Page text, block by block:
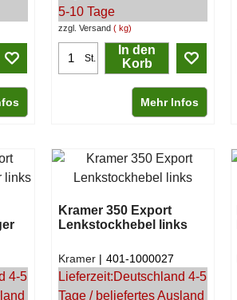
zzgl. Versand kg
5-10 Tage
St.
In den
Korb
Mehr Infos
4-5
Kramer 350 Export
Lenkstockhebel links
Kramer 401-1000027
Lieferzeit:Deutschland 4-5
Tage / beliefertes Ausland